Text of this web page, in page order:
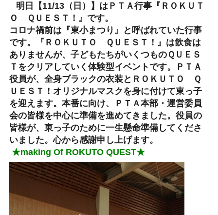
明日【11/13（日）】はＰＴＡ行事『ＲＯＫＵＴ
Ｏ ＱＵＥＳＴ！』です。
コロナ禍前は『東小まつり』と呼ばれていた行事
です。『ＲＯＫＵＴＯ ＱＵＥＳＴ！』は飲食は
ありませんが、子どもたちがいくつものＱＵＥＳ
Ｔをクリアしていく体験型イベントです。ＰＴＡ
役員が、全身ブラックの衣装とＲＯＫＵＴＯ Ｑ
ＵＥＳＴ！オリジナルマスクを身に付けて東っ子
を迎えます。本番に向け、ＰＴＡ本部・運営委員
会の皆様を中心に準備を進めてきました。役員の
皆様が、東っ子のために一生懸命準備してくださ
いました。心から感謝申し上げます。
★making Of ROKUTO QUEST★